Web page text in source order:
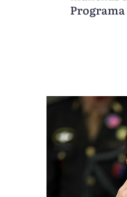
Programa